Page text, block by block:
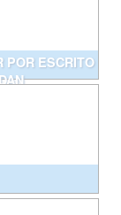
POR ESCRITO